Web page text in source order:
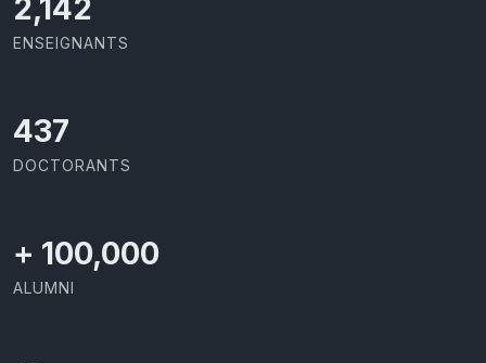
2,142
ENSEIGNANTS
437
DOCTORANTS
+ 100,000
ALUMNI